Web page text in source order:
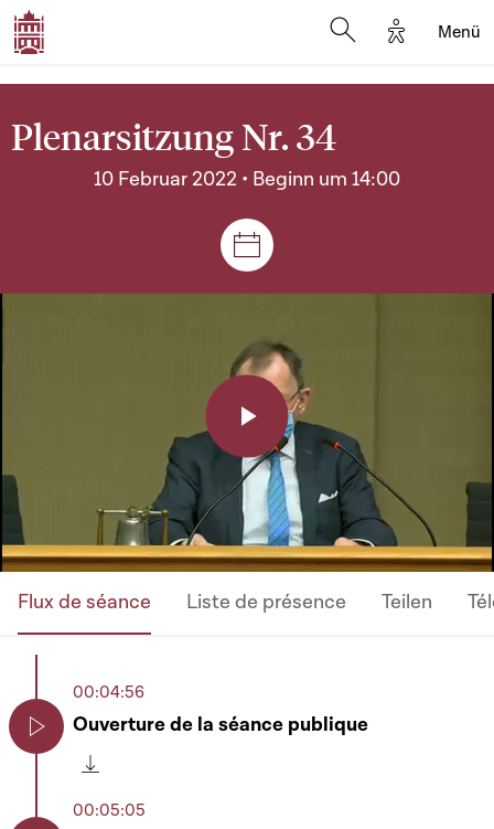
Options
Menü
Plenarsitzung Nr. 34
10 Februar 2022 • Beginn um 14:00
Plenar- und
Play
Video
Flux de séance Liste de présence Teilen
00:04:56
Ouverture de la séance publique
00:05:05